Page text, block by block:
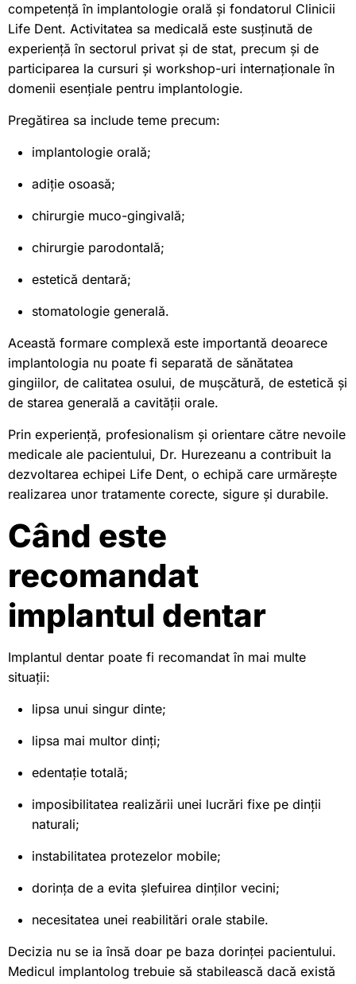
competență în implantologie orală și fondatorul Clinicii
Life Dent. Activitatea sa medicală este susținută de
experiență în sectorul privat și de stat, precum și de
participarea la cursuri și workshop-uri internaționale în
domenii esențiale pentru implantologie.
Pregătirea sa include teme precum:
implantologie orală;
adiție osoasă;
chirurgie muco-gingivală;
chirurgie parodontală;
estetică dentară;
stomatologie generală.
Această formare complexă este importantă deoarece
implantologia nu poate fi separată de sănătatea
gingiilor, de calitatea osului, de mușcătură, de estetică și
de starea generală a cavității orale.
Prin experiență, profesionalism și orientare către nevoile
medicale ale pacientului, Dr. Hurezeanu a contribuit la
dezvoltarea echipei Life Dent, o echipă care urmărește
realizarea unor tratamente corecte, sigure și durabile.
Când este
recomandat
implantul dentar
Implantul dentar poate fi recomandat în mai multe
situații:
lipsa unui singur dinte;
lipsa mai multor dinți;
edentație totală;
imposibilitatea realizării unei lucrări fixe pe dinții
naturali;
instabilitatea protezelor mobile;
dorința de a evita șlefuirea dinților vecini;
necesitatea unei reabilitări orale stabile.
Decizia nu se ia însă doar pe baza dorinței pacientului.
Medicul implantolog trebuie să stabilească dacă există